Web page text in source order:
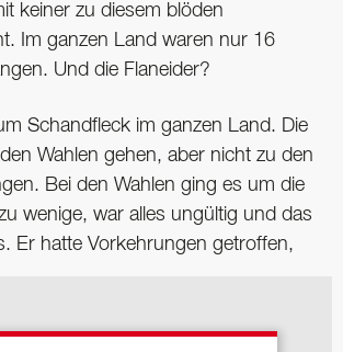
keiner zu diesem blöden
Im ganzen Land waren nur 16
Und die Flaneider?
Schandfleck im ganzen Land. Die
Wahlen gehen, aber nicht zu den
Bei den Wahlen ging es um die
wenige, war alles ungültig und das
Er hatte Vorkehrungen getroffen,